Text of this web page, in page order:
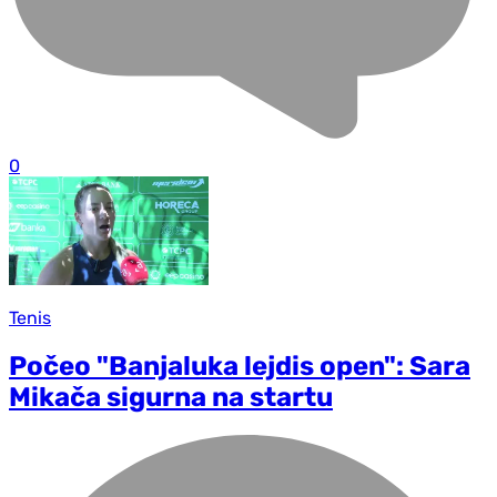
0
Tenis
Počeo "Banjaluka lejdis open": Sara
Mikača sigurna na startu